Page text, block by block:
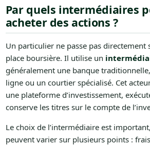
Par quels intermédiaires
acheter des actions ?
Un particulier ne passe pas directement
place boursière. Il utilise un
généralement une banque
ligne ou un courtier spécialisé. Cet
une plateforme d’investissement,
conserve les titres sur le compte de
Le choix de l’intermédiaire est
peuvent varier sur plusieurs points :